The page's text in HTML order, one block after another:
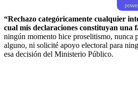
“Rechazo categóricamente cualquier
cual mis declaraciones constituyan una
ningún momento hice proselitismo, nunca
alguno, ni solicité apoyo electoral para
esa decisión del Ministerio Público.